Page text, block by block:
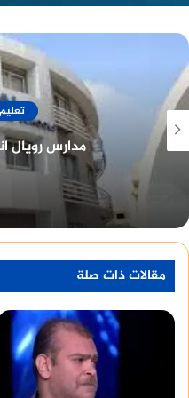
منصة وساطة
مدرسة
مقالات ذات صلة